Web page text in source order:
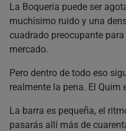
La Boqueria puede ser
muchísimo ruido y una
cuadrado preocupante
mercado.
Pero dentro de todo eso
realmente la pena. El Quim
La barra es pequeña, el
pasarás allí más de